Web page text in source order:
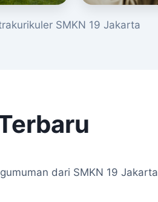
SMKN 19 Jakarta
dari SMKN 19 Jakarta